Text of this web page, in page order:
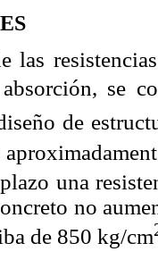
las
se
de
una
no
de 850 kg/cm